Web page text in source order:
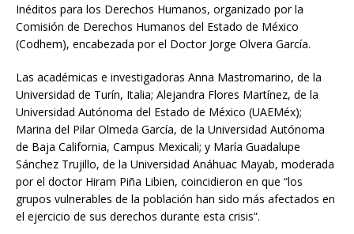
Inéditos para los Derechos Humanos, organizado por la
Comisión de Derechos Humanos del Estado de México
(Codhem), encabezada por el Doctor Jorge Olvera García.
Las académicas e investigadoras Anna Mastromarino, de la
Universidad de Turín, Italia; Alejandra Flores Martínez, de la
Universidad Autónoma del Estado de México (UAEMéx);
Marina del Pilar Olmeda García, de la Universidad Autónoma
de Baja California, Campus Mexicali; y María Guadalupe
Sánchez Trujillo, de la Universidad Anáhuac Mayab, moderada
por el doctor Hiram Piña Libien, coincidieron en que “los
grupos vulnerables de la población han sido más afectados en
el ejercicio de sus derechos durante esta crisis”.